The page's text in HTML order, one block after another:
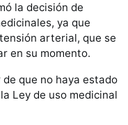
la decisión de
ya que
arterial, que se
en su momento.
que no haya estado
Ley de uso medicinal